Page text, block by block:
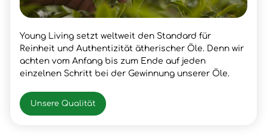
Young Living setzt weltweit den Standard für
Reinheit und Authentizität ätherischer Öle. Denn wir
achten vom Anfang bis zum Ende auf jeden
einzelnen Schritt bei der Gewinnung unserer Öle.
Unsere Qualität